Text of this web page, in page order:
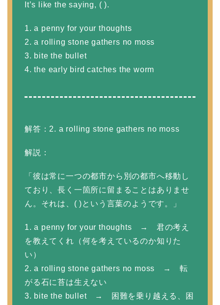
It’s like the saying, ( ).
1. a penny for your thoughts
2. a rolling stone gathers no moss
3. bite the bullet
4. the early bird catches the worm
解答：2. a rolling stone gathers no moss
解説：
「彼は常に一つの都市から別の都市へ移動し
ており、長く一箇所に留まることはありませ
ん。それは、( )という言葉のようです。」
1. a penny for your thoughts → 君の考え
を教えてくれ（何を考えているのか知りた
い）
2. a rolling stone gathers no moss → 転
がる石に苔は生えない
3. bite the bullet → 困難を乗り越える、困